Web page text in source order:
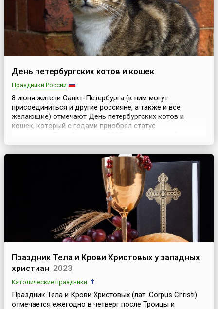
День петербургских котов и кошек
Праздники России
8 июня жители Санкт-Петербурга (к ним могут
присоединиться и другие россияне, а также и все
желающие) отмечают День петербургских котов и
кошек, который с годами приобрел статус
называет себя группа местных художников), разместив
на карнизе своей мастерской скульптуру кошки,
получившей имя Тишка Матроскина. Фамилию выбрали
Праздник Тела и Крови Христовых у западных
христиан 2023
Католические праздники
Праздник Тела и Крови Христовых (лат. Corpus Christi)
отмечается ежегодно в четверг после Троицы и